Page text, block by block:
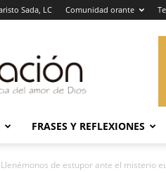
Sada, LC Comunidad orante
FRASES Y REFLEXIONES
Llenémonos de estupor ante el misterio